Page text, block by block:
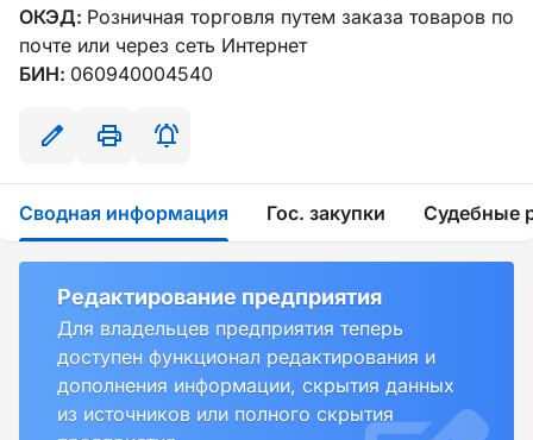
ОКЭД: Розничная торговля путем заказа товаров по
почте или через сеть Интернет
БИН: 060940004540
Сводная информация Гос. закупки Судебные
Редактирование предприятия
Для владельцев предприятия теперь
доступен функционал редактирования и
дополнения информации, скрытия данных
из источников или полного скрытия